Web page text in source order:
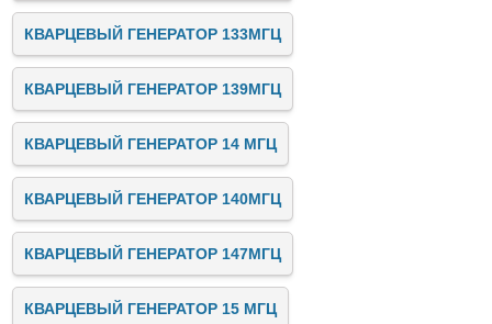
КВАРЦЕВЫЙ ГЕНЕРАТОР 133МГЦ
КВАРЦЕВЫЙ ГЕНЕРАТОР 139МГЦ
КВАРЦЕВЫЙ ГЕНЕРАТОР 14 МГЦ
КВАРЦЕВЫЙ ГЕНЕРАТОР 140МГЦ
КВАРЦЕВЫЙ ГЕНЕРАТОР 147МГЦ
КВАРЦЕВЫЙ ГЕНЕРАТОР 15 МГЦ